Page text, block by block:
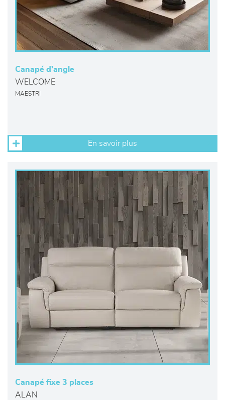
Canapé d’angle
WELCOME
MAESTRI
En savoir plus
Canapé fixe 3 places
ALAN